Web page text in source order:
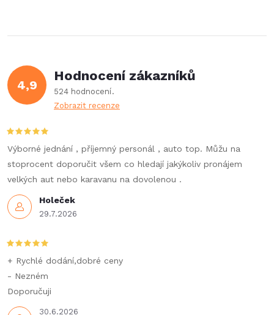
4,9
Hodnocení zákazníků
524 hodnocení
Zobrazit recenze
Holeček
29.7.2026
Výborné jednání , příjemný personál , auto top. Můžu na
stoprocent doporučit všem co hledají jakýkoliv pronájem
velkých aut nebo karavanu na dovolenou .
30.6.2026
+ Rychlé dodání,dobré ceny
- Nezném
Doporučuji